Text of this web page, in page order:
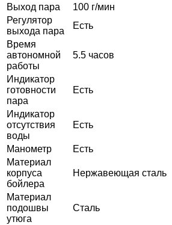
Выход пара
100 г/мин
Регулятор
выхода пара
Есть
Время
автономной
работы
5.5 часов
Индикатор
готовности
пара
Есть
Индикатор
отсутствия
воды
Есть
Манометр
Есть
Материал
корпуса
бойлера
Нержавеющая сталь
Материал
подошвы
утюга
Сталь